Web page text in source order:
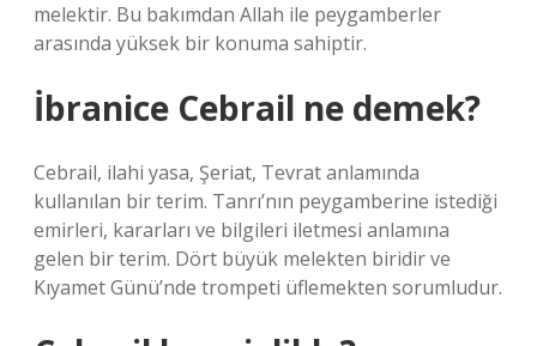
melektir. Bu bakımdan Allah ile peygamberler
arasında yüksek bir konuma sahiptir.
İbranice Cebrail ne demek?
Cebrail, ilahi yasa, Şeriat, Tevrat anlamında
kullanılan bir terim. Tanrı’nın peygamberine istediği
emirleri, kararları ve bilgileri iletmesi anlamına
gelen bir terim. Dört büyük melekten biridir ve
Kıyamet Günü’nde trompeti üflemekten sorumludur.